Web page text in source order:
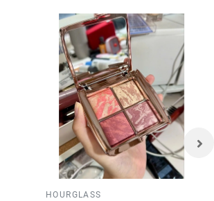
HOURGLASS